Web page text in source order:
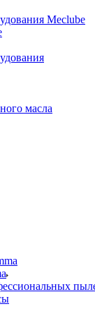
Meclube
масла